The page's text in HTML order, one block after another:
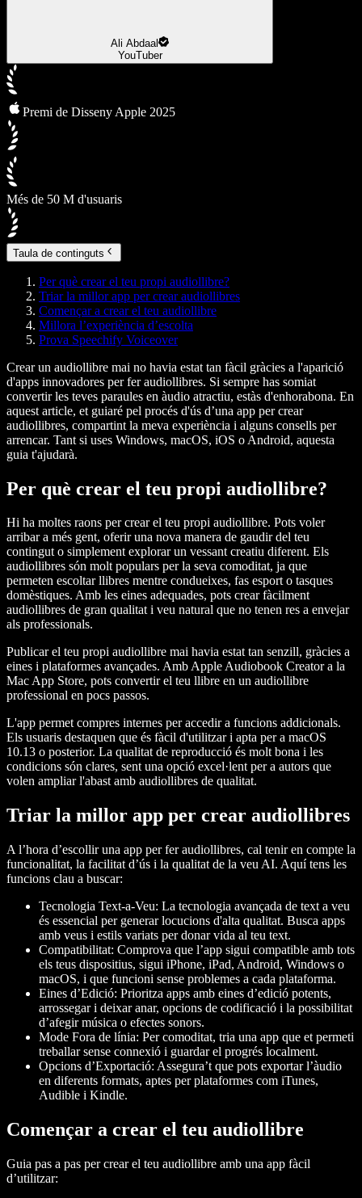
Ali Abdaal
YouTuber
Premi de Disseny Apple 2025
Més de 50 M d'usuaris
Taula de continguts
Per què crear el teu propi audiollibre?
Triar la millor app per crear audiollibres
Començar a crear el teu audiollibre
Millora l’experiència d’escolta
Prova Speechify Voiceover
Crear un audiollibre mai no havia estat tan fàcil gràcies a l'aparició
d'apps innovadores per fer audiollibres. Si sempre has somiat
convertir les teves paraules en àudio atractiu, estàs d'enhorabona. En
aquest article, et guiaré pel procés d'ús d’una app per crear
audiollibres, compartint la meva experiència i alguns consells per
arrencar. Tant si uses Windows, macOS, iOS o Android, aquesta
guia t'ajudarà.
Per què crear el teu propi audiollibre?
Hi ha moltes raons per crear el teu propi audiollibre. Pots voler
arribar a més gent, oferir una nova manera de gaudir del teu
contingut o simplement explorar un vessant creatiu diferent. Els
audiollibres són molt populars per la seva comoditat, ja que
permeten escoltar llibres mentre condueixes, fas esport o tasques
domèstiques. Amb les eines adequades, pots crear fàcilment
audiollibres de gran qualitat i veu natural que no tenen res a envejar
als professionals.
Publicar el teu propi audiollibre mai havia estat tan senzill, gràcies a
eines i plataformes avançades. Amb Apple Audiobook Creator a la
Mac App Store, pots convertir el teu llibre en un audiollibre
professional en pocs passos.
L'app permet compres internes per accedir a funcions addicionals.
Els usuaris destaquen que és fàcil d'utilitzar i apta per a macOS
10.13 o posterior. La qualitat de reproducció és molt bona i les
condicions són clares, sent una opció excel·lent per a autors que
volen ampliar l'abast amb audiollibres de qualitat.
Triar la millor app per crear audiollibres
A l’hora d’escollir una app per fer audiollibres, cal tenir en compte la
funcionalitat, la facilitat d’ús i la qualitat de la veu AI. Aquí tens les
funcions clau a buscar:
Tecnologia Text-a-Veu: La tecnologia avançada de text a veu
és essencial per generar locucions d'alta qualitat. Busca apps
amb veus i estils variats per donar vida al teu text.
Compatibilitat: Comprova que l’app sigui compatible amb tots
els teus dispositius, sigui iPhone, iPad, Android, Windows o
macOS, i que funcioni sense problemes a cada plataforma.
Eines d’Edició: Prioritza apps amb eines d’edició potents,
arrossegar i deixar anar, opcions de codificació i la possibilitat
d’afegir música o efectes sonors.
Mode Fora de línia: Per comoditat, tria una app que et permeti
treballar sense connexió i guardar el progrés localment.
Opcions d’Exportació: Assegura’t que pots exportar l’àudio
en diferents formats, aptes per plataformes com iTunes,
Audible i Kindle.
Començar a crear el teu audiollibre
Guia pas a pas per crear el teu audiollibre amb una app fàcil
d’utilitzar: